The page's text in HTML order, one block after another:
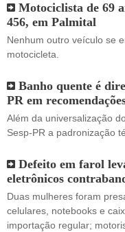
Motociclista de 69
456, em Palmital
Nenhum outro veículo se
motocicleta.
Banho quente é
PR em
Além da universalização
Sesp-PR a padronização
Defeito em farol
eletrônicos
Duas mulheres foram
celulares, notebooks e
importação regular;